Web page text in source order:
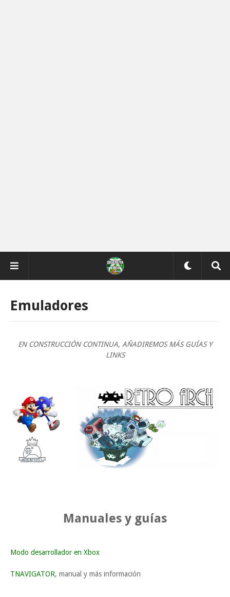
Emuladores
EN CONSTRUCCIÓN CONTINUA, AÑADIREMOS MÁS GUÍAS Y
LINKS
Manuales y guías
Modo desarrollador en Xbox
TNAVIGATOR, manual y más información